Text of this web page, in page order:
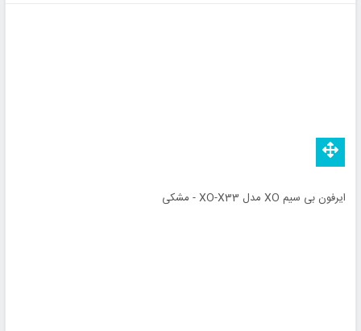
ایرفون بی سیم XO مدل XO-X33 - مشکی